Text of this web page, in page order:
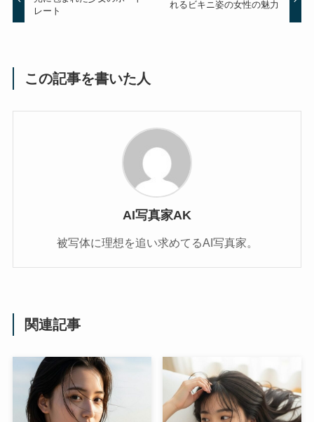
レート
れるビキニ姿の女性の魅力
この記事を書いた人
AI写真家AK
被写体に理想を追い求めてるAI写真家。
関連記事